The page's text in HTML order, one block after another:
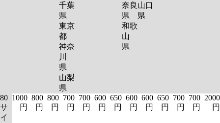
千葉
県
東京
都
神奈
川
県
山梨
県
奈良
県
和歌
山
県
山口
県
80
サ
イ
1000
円
800
円
800
円
700
円
700
円
600
円
650
円
600
円
600
円
650
円
700
円
700
円
2000
円